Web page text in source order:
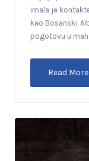
imala je
kao Bosanski,
pogotovu u
Read More